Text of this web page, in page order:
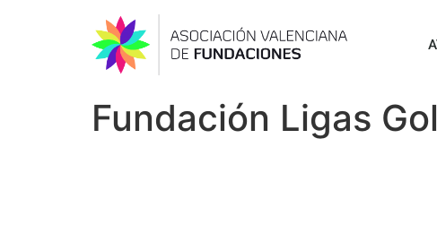
Fundación Ligas